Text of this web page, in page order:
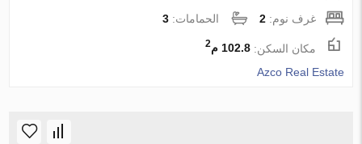
غرف نوم:2 الحمامات:3
مكان السكن:102.8 م 2
Azco Real Estate